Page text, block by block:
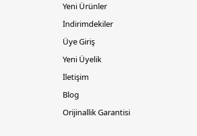
Yeni Ürünler
İndirimdekiler
Üye Giriş
Yeni Üyelik
İletişim
Blog
Orijinallik Garantisi